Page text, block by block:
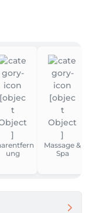
ist bis
Absagen mit
Ein
wird mit
ung
Massage &
Spa